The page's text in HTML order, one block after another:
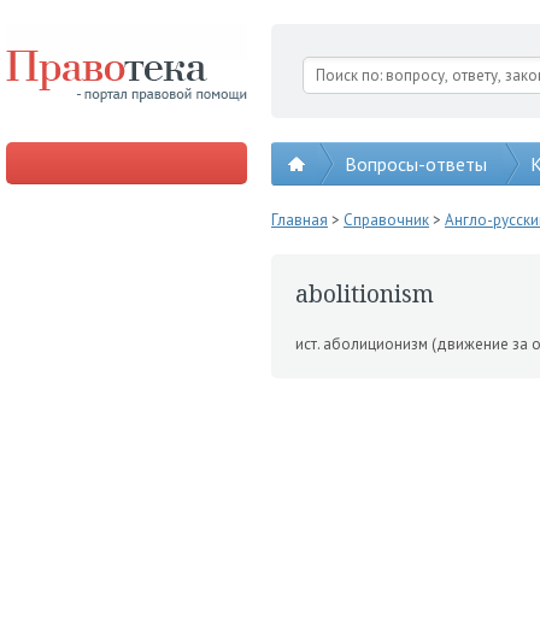
Вопросы-ответы
Главная > Справочник> Англо-
abolitionism
ист. аболиционизм (дви­жение